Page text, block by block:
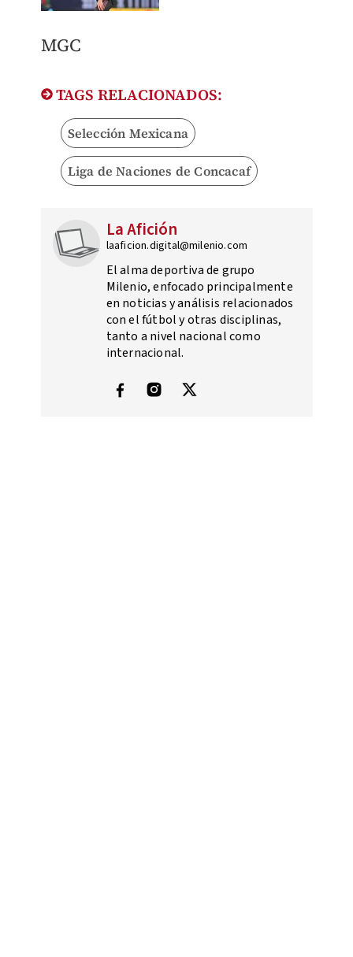
MGC
TAGS RELACIONADOS:
Selección Mexicana
Liga de Naciones de Concacaf
La Afición
laaficion.digital@milenio.com
El alma deportiva de grupo
Milenio, enfocado principalmente
en noticias y análisis relacionados
con el fútbol y otras disciplinas,
tanto a nivel nacional como
internacional.